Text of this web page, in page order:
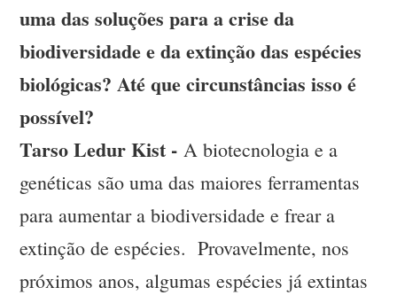
uma das soluções para a crise da
biodiversidade e da extinção das espécies
biológicas? Até que circunstâncias isso é
possível?
Tarso Ledur Kist - A biotecnologia e a
genéticas são uma das maiores ferramentas
para aumentar a biodiversidade e frear a
extinção de espécies. Provavelmente, nos
próximos anos, algumas espécies já extintas